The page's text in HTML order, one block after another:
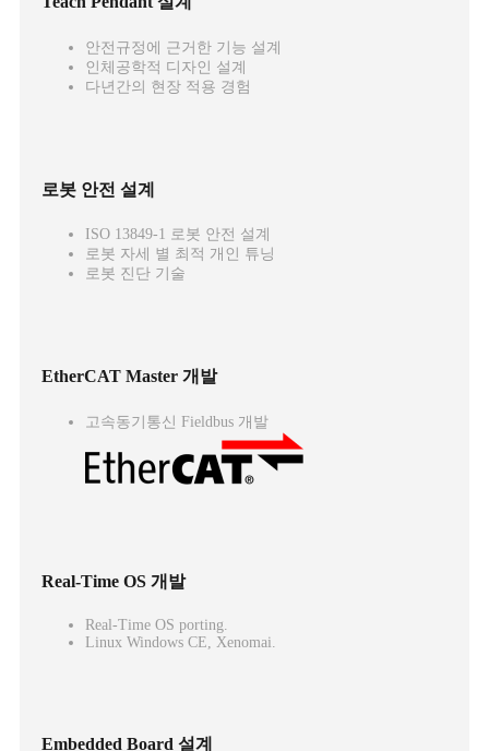
안전규정에 근거한 기능 설계
인체공학적 디자인 설계
다년간의 현장 적용 경험
로봇 안전 설계
ISO 13849-1 로봇 안전 설계
로봇 자세 별 최적 개인 튜닝
로봇 진단 기술
EtherCAT Master 개발
고속동기통신 Fieldbus 개발
Real-Time OS 개발
Real-Time OS porting.
Linux Windows CE, Xenomai.
Embedded Board 설계